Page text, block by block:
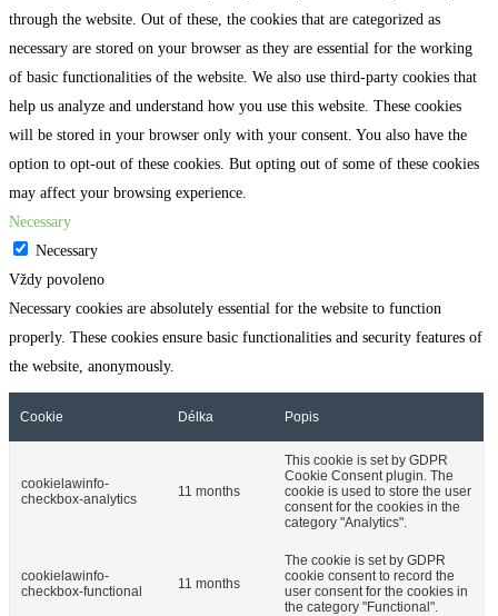
through the website. Out of these, the cookies that are categorized as
necessary are stored on your browser as they are essential for the working
of basic functionalities of the website. We also use third-party cookies that
help us analyze and understand how you use this website. These cookies
will be stored in your browser only with your consent. You also have the
option to opt-out of these cookies. But opting out of some of these cookies
may affect your browsing experience.
Necessary
Necessary
Vždy povoleno
Necessary cookies are absolutely essential for the website to function
properly. These cookies ensure basic functionalities and security features of
the website, anonymously.
Cookie Délka Popis
cookielawinfo-
checkbox-analytics
11 months
This cookie is set by GDPR
Cookie Consent plugin. The
cookie is used to store the user
consent for the cookies in the
category "Analytics".
cookielawinfo-
checkbox-functional
11 months
The cookie is set by GDPR
cookie consent to record the
user consent for the cookies in
the category "Functional".